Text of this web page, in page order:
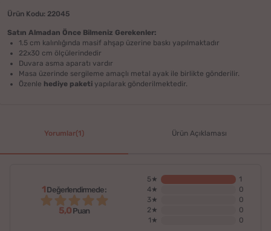
Ürün Kodu: 22045
Satın Almadan Önce Bilmeniz Gerekenler:
1.5 cm kalınlığında masif ahşap üzerine baskı yapılmaktadır
22x30 cm ölçülerindedir
Duvara asma aparatı vardır
Masa üzerinde sergileme amaçlı metal ayak ile birlikte gönderilir.
Özenle hediye paketi yapılarak gönderilmektedir.
Yorumlar(1) Ürün Açıklaması
1 Değerlendirmede:
5,0Puan
5★
1
4★
0
3★
0
2★
0
1★
0